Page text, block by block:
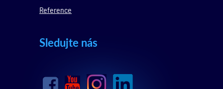
Reference
Sledujte nás